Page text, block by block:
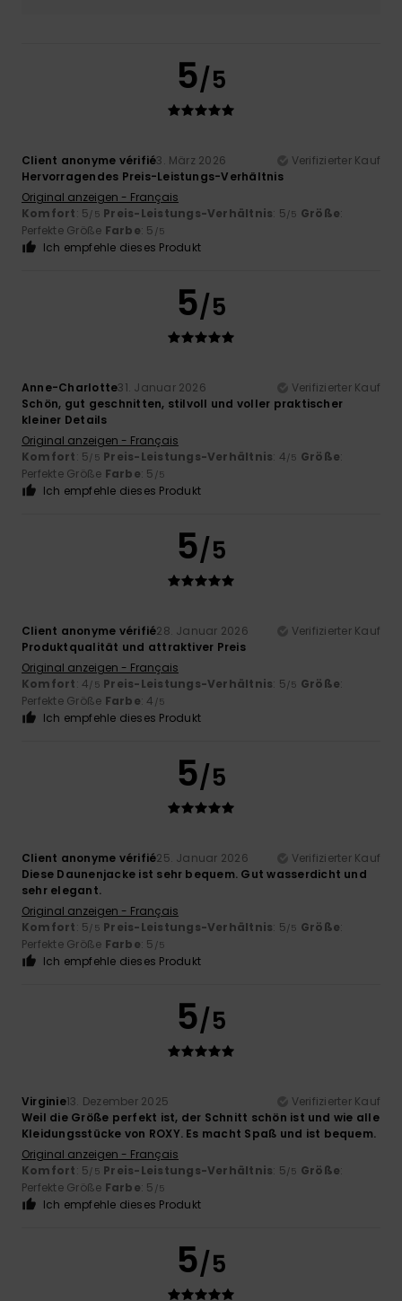
5/5
Client anonyme vérifié3. März 2026
Verifizierter Kauf
Hervorragendes Preis-Leistungs-Verhältnis
Original anzeigen - Français
Komfort: 5/5 Preis-Leistungs-Verhältnis: 5/5 Größe:
Perfekte Größe Farbe: 5 /5
Ich empfehle dieses Produkt
5/5
Anne-Charlotte31. Januar 2026
Verifizierter Kauf
Schön, gut geschnitten, stilvoll und voller praktischer
kleiner Details
Original anzeigen - Français
Komfort: 5/5 Preis-Leistungs-Verhältnis: 4/5 Größe:
Perfekte Größe Farbe: 5 /5
Ich empfehle dieses Produkt
5/5
Client anonyme vérifié28. Januar 2026
Verifizierter Kauf
Produktqualität und attraktiver Preis
Original anzeigen - Français
Komfort: 4/5 Preis-Leistungs-Verhältnis: 5/5 Größe:
Perfekte Größe Farbe: 4 /5
Ich empfehle dieses Produkt
5/5
Client anonyme vérifié25. Januar 2026
Verifizierter Kauf
Diese Daunenjacke ist sehr bequem. Gut wasserdicht und
sehr elegant.
Original anzeigen - Français
Komfort: 5/5 Preis-Leistungs-Verhältnis: 5/5 Größe:
Perfekte Größe Farbe: 5 /5
Ich empfehle dieses Produkt
5/5
Virginie13. Dezember 2025
Verifizierter Kauf
Weil die Größe perfekt ist, der Schnitt schön ist und wie alle
Kleidungsstücke von ROXY. Es macht Spaß und ist bequem.
Original anzeigen - Français
Komfort: 5/5 Preis-Leistungs-Verhältnis: 5/5 Größe:
Perfekte Größe Farbe: 5 /5
Ich empfehle dieses Produkt
5/5